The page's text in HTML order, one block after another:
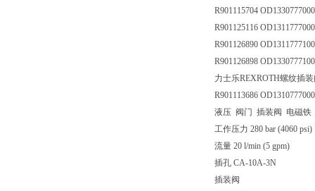
R901115704
R901125116
R901126890
R901126898
力士乐REXROTH螺纹插装
R901113686
液压 阀门 插装阀 电磁铁
工作压力 280 bar (4060 psi)
流量 20 l/min (5 gpm)
插孔 CA-10A-3N
插装阀